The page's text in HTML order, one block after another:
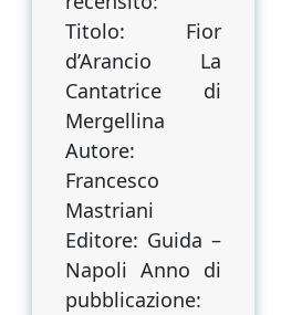
Titolo: Fior
d’Arancio La
Cantatrice di
Mergellina
Autore:
Francesco
Mastriani
Editore: Guida –
Napoli Anno di
pubblicazione: